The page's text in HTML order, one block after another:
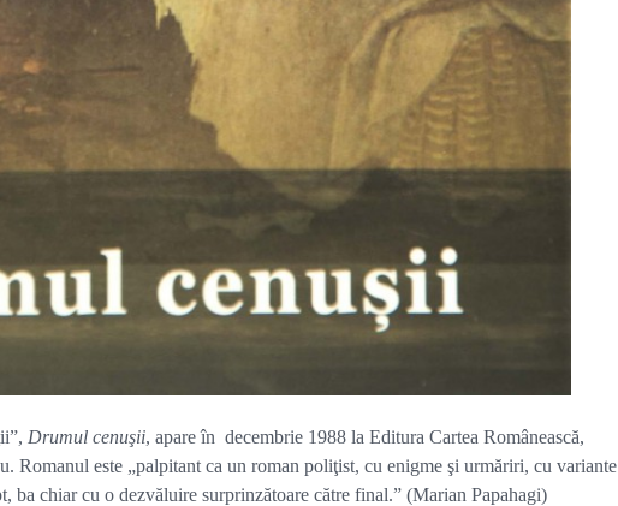
Drumul cenuşii, apare în decembrie 1988 la Editura Cartea Românească,
Romanul este „palpitant ca un roman poliţist, cu enigme şi urmăriri, cu variante
ba chiar cu o dezvăluire surprinzătoare către final.” (Marian Papahagi)